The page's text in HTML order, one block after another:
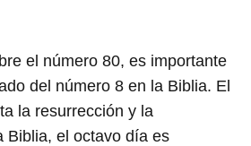
el número 80, es importante
del número 8 en la Biblia. El
la resurrección y la
Biblia, el octavo día es